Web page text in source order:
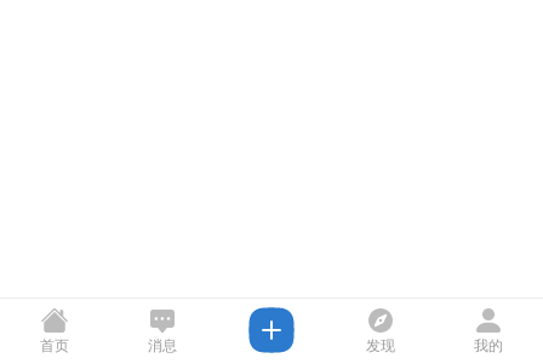
首页 消息 发现 我的